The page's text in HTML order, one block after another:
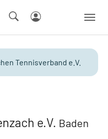
Tennisverband e.V.
e.V. Baden